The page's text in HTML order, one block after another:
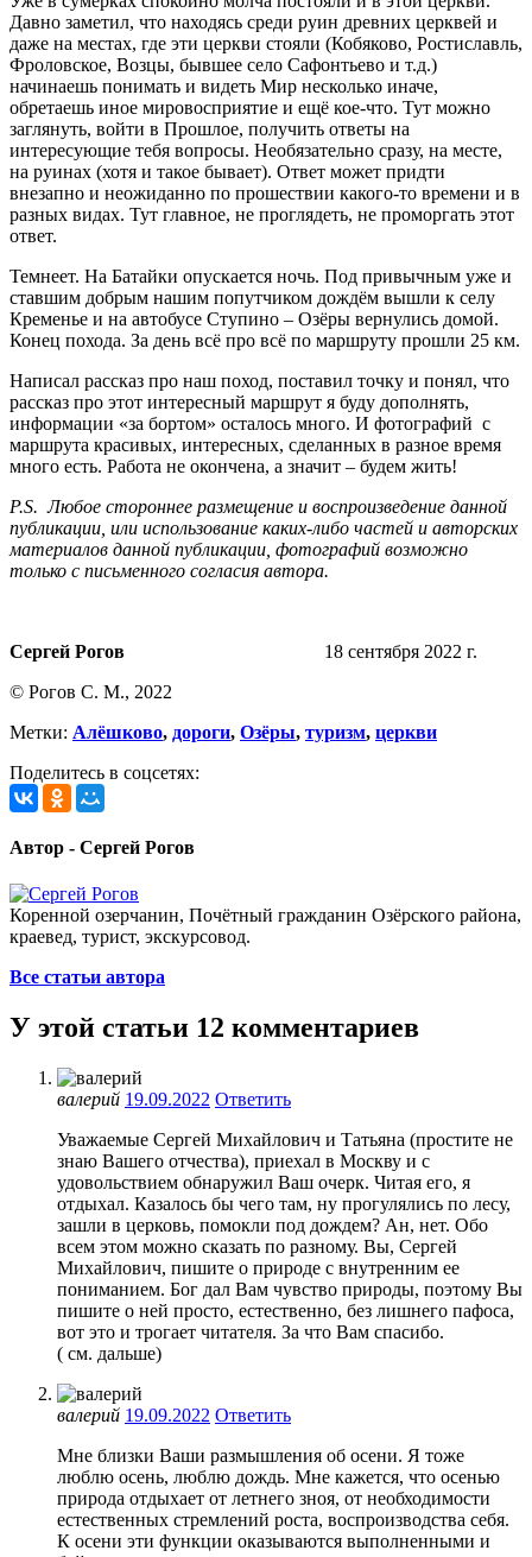
Давно заметил, что находясь среди руин древних церквей и
даже на местах, где эти церкви стояли (Кобяково, Ростиславль,
Фроловское, Возцы, бывшее село Сафонтьево и т.д.)
начинаешь понимать и видеть Мир несколько иначе,
обретаешь иное мировосприятие и ещё кое-что. Тут можно
заглянуть, войти в Прошлое, получить ответы на
интересующие тебя вопросы. Необязательно сразу, на месте,
на руинах (хотя и такое бывает). Ответ может придти
внезапно и неожиданно по прошествии какого-то времени и в
разных видах. Тут главное, не проглядеть, не проморгать этот
ответ.
Темнеет. На Батайки опускается ночь. Под привычным уже и
ставшим добрым нашим попутчиком дождём вышли к селу
Кременье и на автобусе Ступино – Озёры вернулись домой.
Конец похода. За день всё про всё по маршруту прошли 25 км.
Написал рассказ про наш поход, поставил точку и понял, что
рассказ про этот интересный маршрут я буду дополнять,
информации «за бортом» осталось много. И фотографий с
маршрута красивых, интересных, сделанных в разное время
много есть. Работа не окончена, а значит – будем жить!
P.S. Любое стороннее размещение и воспроизведение данной
публикации, или использование каких-либо частей и авторских
материалов данной публикации, фотографий возможно
только с письменного согласия автора.
Сергей Рогов
18 сентября 2022 г.
© Рогов С. М., 2022
Метки: Алёшково, дороги, Озёры, туризм, церкви
Поделитесь в соцсетях:
Автор - Сергей Рогов
Коренной озерчанин, Почётный гражданин Озёрского района,
краевед, турист, экскурсовод.
Все статьи автора
У этой статьи 12 комментариев
валерий 19.09.2022 Ответить
Уважаемые Сергей Михайлович и Татьяна (простите не
знаю Вашего отчества), приехал в Москву и с
удовольствием обнаружил Ваш очерк. Читая его, я
отдыхал. Казалось бы чего там, ну прогулялись по лесу,
зашли в церковь, помокли под дождем? Ан, нет. Обо
всем этом можно сказать по разному. Вы, Сергей
Михайлович, пишите о природе с внутренним ее
пониманием. Бог дал Вам чувство природы, поэтому Вы
пишите о ней просто, естественно, без лишнего пафоса,
вот это и трогает читателя. За что Вам спасибо.
( см. дальше)
валерий 19.09.2022 Ответить
Мне близки Ваши размышления об осени. Я тоже
люблю осень, люблю дождь. Мне кажется, что осенью
природа отдыхает от летнего зноя, от необходимости
естественных стремлений роста, воспроизводства себя.
К осени эти функции оказываются выполненными и